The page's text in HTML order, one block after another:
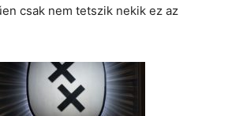
csak nem tetszik nekik ez az